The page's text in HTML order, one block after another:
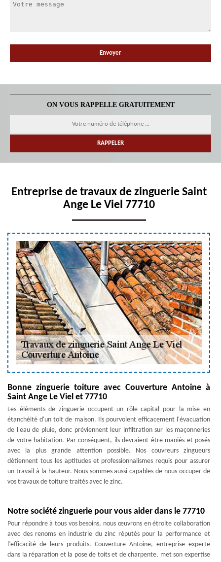
ON VOUS RAPPELLE GRATUITEMENT
Entreprise de travaux de zinguerie Saint
Ange Le Viel 77710
Bonne zinguerie toiture avec Couverture Antoine à
Saint Ange Le Viel et 77710
Les éléments de zinguerie occupent un rôle capital pour la mise en
étanchéité d'un toit de maison. Ils pourvoient efficacement l'évacuation
de l'eau de pluie, donc préviennent leur infiltration sur les maçonneries
de votre habitation. Par conséquent, ils devraient être maniés et posés
avec la plus grande attention possible. Nos couvreurs zingueurs
détiennent tous les aptitudes et professionnalismes requis pour assurer
un travail à la hauteur. Nous sommes aussi capables de nous occuper de
vos travaux de toiture traités avec le zinc.
Notre société zinguerie pour vous aider dans le 77710
Pour répondre à tous vos besoins, nous œuvrons en étroite collaboration
avec des renoms en industrie du zinc réputés pour la performance et
l’efficacité de leurs produits. Couverture Antoine, entreprise experte
dans la réparation et la pose de toits et de charpente, met son expertise